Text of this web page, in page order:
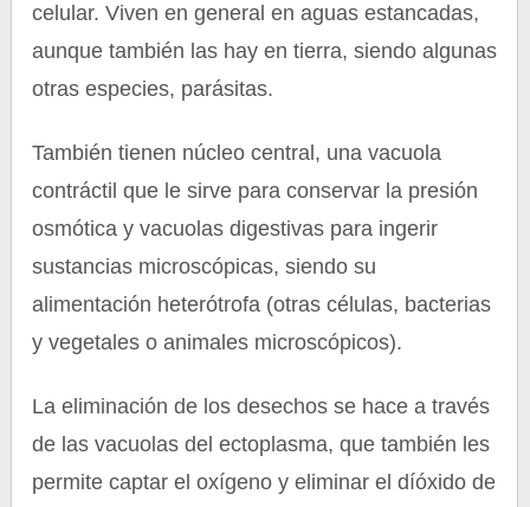
celular. Viven en general en aguas estancadas,
aunque también las hay en tierra, siendo algunas
otras especies, parásitas.
También tienen núcleo central, una vacuola
contráctil que le sirve para conservar la presión
osmótica y vacuolas digestivas para ingerir
sustancias microscópicas, siendo su
alimentación heterótrofa (otras células, bacterias
y vegetales o animales microscópicos).
La eliminación de los desechos se hace a través
de las vacuolas del ectoplasma, que también les
permite captar el oxígeno y eliminar el díóxido de